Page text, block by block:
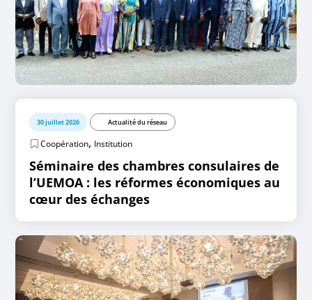
30 juillet 2026 Actualité du réseau
Coopération, Institution
Séminaire des chambres consulaires de
l’UEMOA : les réformes économiques au
cœur des échanges